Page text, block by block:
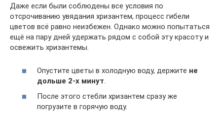
Даже если были соблюдены все условия по
отсрочиванию увядания хризантем, процесс гибели
цветов всё равно неизбежен. Однако можно попытаться
ещё на пару дней удержать рядом с собой эту красоту и
освежить хризантемы.
Опустите цветы в холодную воду, держите не
дольше 2-х минут.
После этого стебли хризантем сразу же
погрузите в горячую воду.